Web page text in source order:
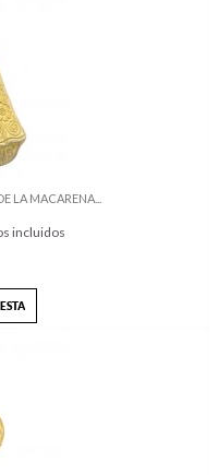
LA MACARENA...
incluidos